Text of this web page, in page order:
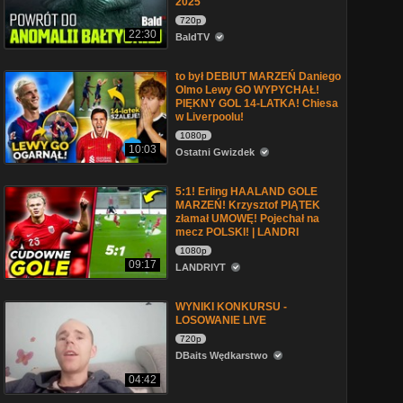
22:30
720p
BaldTV
10:03
to był DEBIUT MARZEŃ Daniego
Olmo Lewy GO WYPYCHAŁ!
PIĘKNY GOL 14-LATKA! Chiesa
w Liverpoolu!
1080p
Ostatni Gwizdek
09:17
5:1! Erling HAALAND GOLE
MARZEŃ! Krzysztof PIĄTEK
złamał UMOWĘ! Pojechał na
mecz POLSKI! | LANDRI
1080p
LANDRIYT
04:42
WYNIKI KONKURSU -
LOSOWANIE LIVE
720p
DBaits Wędkarstwo